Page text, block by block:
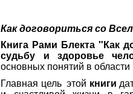
Как договориться со
Книга Рами Блекта "Как
судьбу и здоровье
основных понятий в
Главная цель этой книги